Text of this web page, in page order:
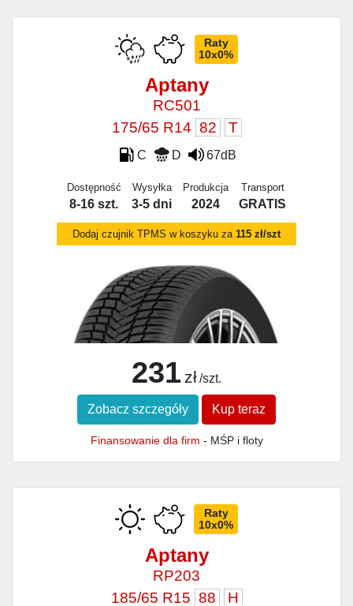
Raty
10x0%
Aptany
RC501
175/65 R14 82 T
C D 67dB
Dostępność
8-16 szt.
Wysyłka
3-5 dni
Produkcja
2024
Transport
GRATIS
Dodaj czujnik TPMS w koszyku za 115 zł/szt
231 zł /szt.
Zobacz szczegóły Kup teraz
Finansowanie dla firm - MŚP i floty
Raty
10x0%
Aptany
RP203
185/65 R15 88 H